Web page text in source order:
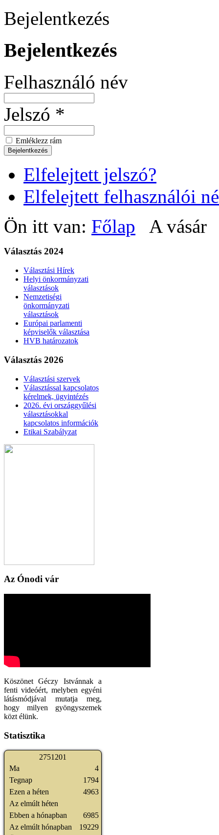
Bejelentkezés
Bejelentkezés
Felhasználó név
Jelszó *
Emléklezz rám
Elfelejtett jelszó?
Elfelejtett felhasználói
Ön itt van: Főlap A vásár
Választás 2024
Választási Hírek
Helyi önkormányzati
választások
Nemzetiségi
önkormányzati
választások
Európai parlamenti
képviselők választása
HVB határozatok
Választás 2026
Választási szervek
Választással kapcsolatos
kérelmek, ügyintézés
2026. évi országgyűlési
választásokkal
kapcsolatos információk
Etikai Szabályzat
Az Ónodi vár
Köszönet Géczy Istvánnak a
fenti videóért, melyben egyéni
látásmódjával mutatja meg,
hogy milyen gyöngyszemek
közt élünk.
Statisztika
2751201
Ma
Tegnap
Ezen a héten
Az elmúlt héten
Ebben a hónapban
Az elmúlt hónapban
4
1794
4963
6985
19229